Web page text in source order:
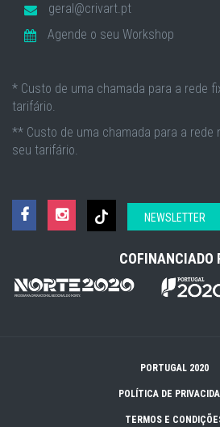
geral@crivart.pt
Agende o seu Workshop
* Custo de uma chamada para a rede
tarifário.
** Custo de uma chamada para a rede
seu tarifário.
NEWSLETTER
COFINANCIADO
PORTUGAL 2020
POLÍTICA DE
TERMOS E